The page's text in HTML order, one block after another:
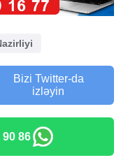
Bizi Twitter-da
izləyin
90 86